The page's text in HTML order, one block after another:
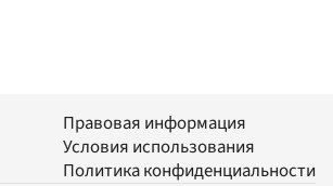
Правовая информация
Условия использования
Политика конфиденциальности